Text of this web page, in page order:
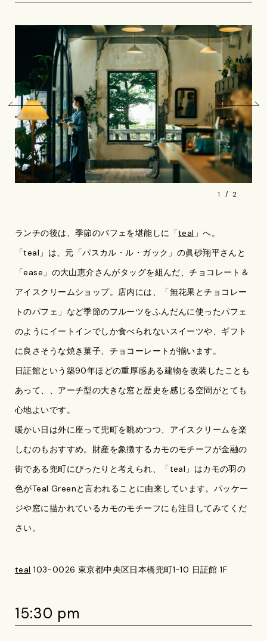
1 2
ランチの後は、季節のパフェを堪能しに「teal 」へ。
「teal」は、元「パスカル・ル・ガック」の眞砂翔平さんと
「ease」の大山恵介さんがタッグを組んだ、チョコレート＆
アイスクリームショップ。店内には、「無花果とチョコレー
トのパフェ」など季節のフルーツをふんだんに使ったパフェ
のようにイートインでしか食べられないスイーツや、ギフト
に良さそうな焼き菓子、チョコーレートが揃います。
日証館という築90年ほどの重厚感ある建物を改装したことも
あって、、アーチ型の大きな窓と歴史を感じる空間がとても
心地よいです。
暖かい日は外に座って兜町を眺めつつ、アイスクリームを楽
しむのもおすすめ。財産を象徴するカモのモチーフが金融の
街である兜町にぴったりと考えられ、「teal」はカモの羽の
色がTeal Greenと言われることに由来しています。パッケー
ジや窓に描かれているカモのモチーフにも注目してみてくだ
さい。
teal 103-0026 東京都中央区日本橋兜町1-10 日証館 1F
15:30 pm